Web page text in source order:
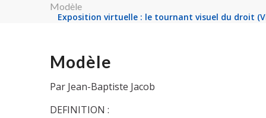
Exposition virtuelle : le tournant visuel du droit
Modèle
Modèle
Par Jean-Baptiste Jacob
DEFINITION :